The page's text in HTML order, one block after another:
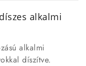
alkalmi
alkalmi
díszítve.